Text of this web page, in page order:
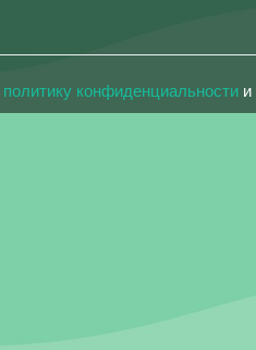
политику конфиденциальности и